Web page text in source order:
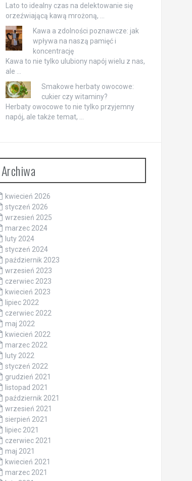
Lato to idealny czas na delektowanie się
orzeźwiającą kawą mrożoną, …
Kawa a zdolności poznawcze: jak
wpływa na naszą pamięć i
koncentrację
Kawa to nie tylko ulubiony napój wielu z nas,
ale …
Smakowe herbaty owocowe:
cukier czy witaminy?
Herbaty owocowe to nie tylko przyjemny
napój, ale także temat, …
Archiwa
kwiecień 2026
styczeń 2026
wrzesień 2025
marzec 2024
luty 2024
styczeń 2024
październik 2023
wrzesień 2023
czerwiec 2023
kwiecień 2023
lipiec 2022
czerwiec 2022
maj 2022
kwiecień 2022
marzec 2022
luty 2022
styczeń 2022
grudzień 2021
listopad 2021
październik 2021
wrzesień 2021
sierpień 2021
lipiec 2021
czerwiec 2021
maj 2021
kwiecień 2021
marzec 2021